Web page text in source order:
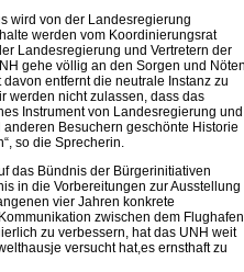
wird von der Landesregierung
werden vom Koordinierungsrat
Landesregierung und Vertretern der
gehe völlig an den Sorgen und
entfernt die neutrale Instanz zu
werden nicht zulassen, dass das
Instrument von Landesregierung und
Besuchern geschönte Historie
so die Sprecherin.
das Bündnis der Bürgerinitiativen
in die Vorbereitungen zur Ausstellung
vier Jahren konkrete
zwischen dem Flughafen
zu verbessern, hat das UNH weit
versucht hat,es ernsthaft zu